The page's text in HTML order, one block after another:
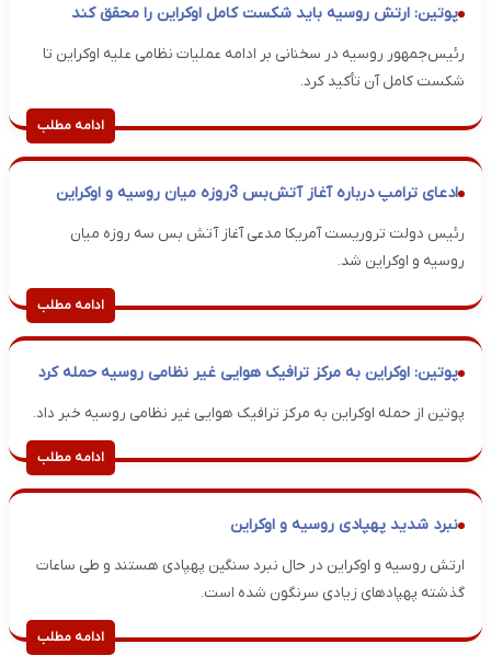
پوتین: ارتش روسیه باید شکست کامل اوکراین را محقق کند
رئیس‌جمهور روسیه در سخنانی بر ادامه عملیات نظامی علیه اوکراین تا
شکست کامل آن تأکید کرد.
ادامه مطلب
ادعای ترامپ درباره آغاز آتش‌بس 3روزه میان روسیه و اوکراین
رئیس دولت تروریست آمریکا مدعی آغاز آتش بس سه روزه میان
روسیه و اوکراین شد.
ادامه مطلب
پوتین: اوکراین به مرکز ترافیک هوایی غیر نظامی روسیه حمله کرد
پوتین از حمله اوکراین به مرکز ترافیک هوایی غیر نظامی روسیه خبر داد.
ادامه مطلب
نبرد شدید پهپادی روسیه و اوکراین
ارتش روسیه و اوکراین در حال نبرد سنگین پهپادی هستند و طی ساعات
گذشته پهپادهای زیادی سرنگون شده است.
ادامه مطلب